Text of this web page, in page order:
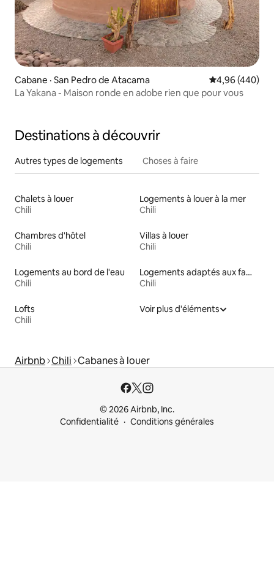
Cabane · San Pedro de Atacama Note
4,96 (440)
La Yakana - Maison ronde en adobe rien que pour vous
Destinations à découvrir
Autres types de logements Choses à faire
Chalets à louer
Chili
Logements à louer à la mer
Chili
Chambres d'hôtel
Chili
Villas à louer
Chili
Logements au bord de l'eau
Chili
Logements adaptés aux familles à louer
Chili
Lofts
Chili
Voir plus d'éléments
Airbnb Chili Cabanes à louer
© 2026 Airbnb, Inc.
Confidentialité
Conditions générales